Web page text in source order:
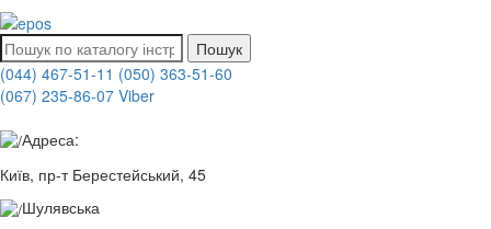
Пошук
(044) 467-51-11 (050) 363-51-60
(067) 235-86-07 Viber
Адреса:
Київ, пр-т Берестейський, 45
Шулявська